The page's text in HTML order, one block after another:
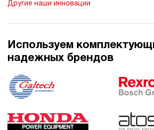
Другие наши инновации
Используем
надежных брендов